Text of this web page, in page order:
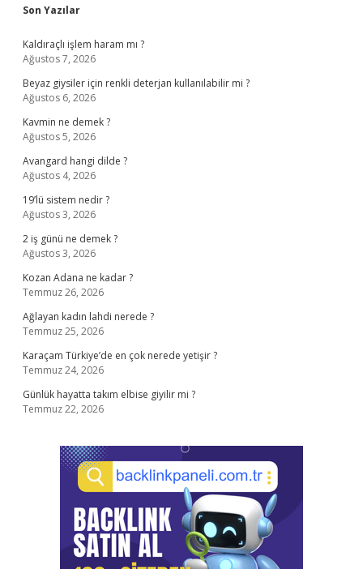
Sidebar
Son Yazılar
Kaldıraçlı işlem haram mı ?
Ağustos 7, 2026
Beyaz giysiler için renkli deterjan kullanılabilir mi ?
Ağustos 6, 2026
Kavmin ne demek ?
Ağustos 5, 2026
Avangard hangi dilde ?
Ağustos 4, 2026
19’lü sistem nedir ?
Ağustos 3, 2026
2 iş günü ne demek ?
Ağustos 3, 2026
Kozan Adana ne kadar ?
Temmuz 26, 2026
Ağlayan kadın lahdi nerede ?
Temmuz 25, 2026
Karaçam Türkiye’de en çok nerede yetişir ?
Temmuz 24, 2026
Günlük hayatta takım elbise giyilir mi ?
Temmuz 22, 2026